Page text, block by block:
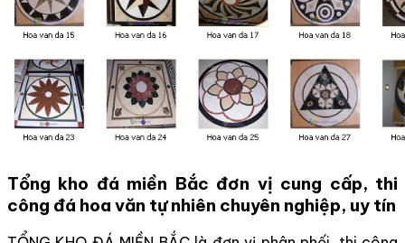
Tổng kho đá miền Bắc đơn vị cung cấp, thi
công đá hoa văn tự nhiên chuyên nghiệp, uy tín